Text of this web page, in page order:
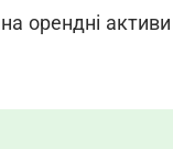
орендні